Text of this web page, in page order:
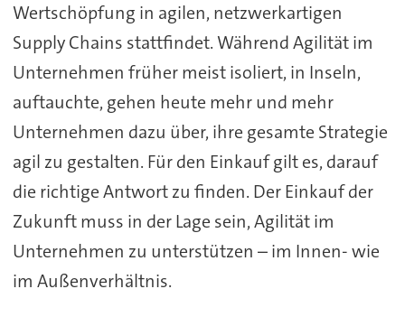
Wertschöpfung in agilen, netzwerkartigen
Supply Chains stattfindet. Während Agilität im
Unternehmen früher meist isoliert, in Inseln,
auftauchte, gehen heute mehr und mehr
Unternehmen dazu über, ihre gesamte Strategie
agil zu gestalten. Für den Einkauf gilt es, darauf
die richtige Antwort zu finden. Der Einkauf der
Zukunft muss in der Lage sein, Agilität im
Unternehmen zu unterstützen – im Innen- wie
im Außenverhältnis.